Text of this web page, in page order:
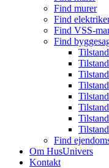
Find murer
Find
Find VSS-
Find
Find
Om HusUnivers
Kontakt